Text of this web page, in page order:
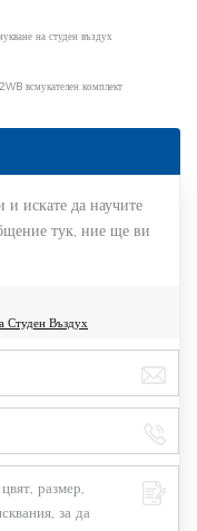
на студен въздух
всмукателен комплект
и искате да научите
тук, ние ще ви
Студен Въздух